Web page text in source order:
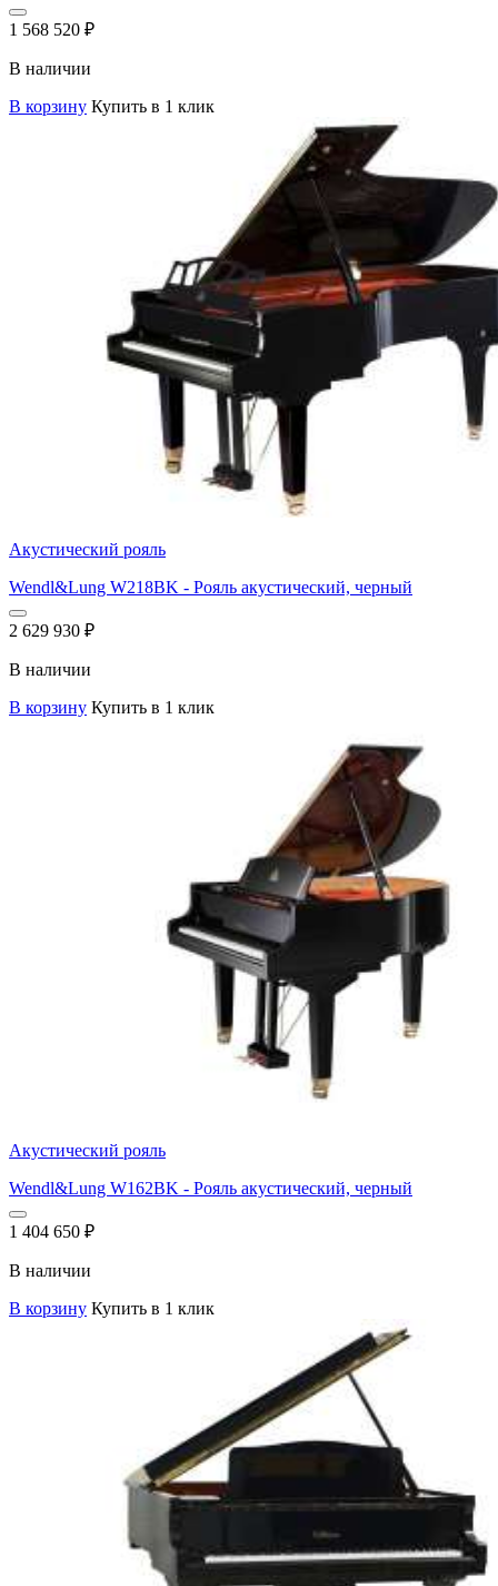
1 568 520 ₽
В наличии
В корзину Купить в 1 клик
Акустический рояль
Wendl&Lung W218BK - Рояль акустический, черный
2 629 930 ₽
В наличии
В корзину Купить в 1 клик
Акустический рояль
Wendl&Lung W162BK - Рояль акустический, черный
1 404 650 ₽
В наличии
В корзину Купить в 1 клик